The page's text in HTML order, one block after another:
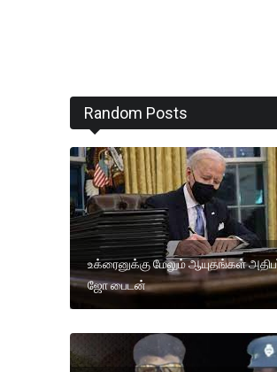
Random Posts
உக்ரைனுக்கு மேலும் ஆயுதங்கள்
ஜோ பைடன்